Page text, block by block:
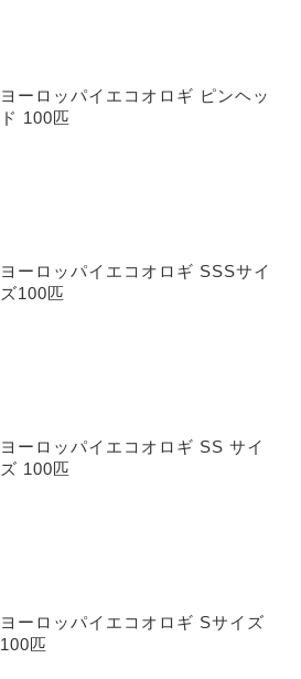
ヨーロッパイエコオロギ ピンヘッ
ド 100匹
ヨーロッパイエコオロギ SSSサイ
ズ100匹
ヨーロッパイエコオロギ SS サイ
ズ 100匹
ヨーロッパイエコオロギ Sサイズ
100匹